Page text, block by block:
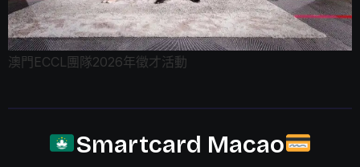
澳門ECCL團隊2026年徵才活動
Smartcard Macao